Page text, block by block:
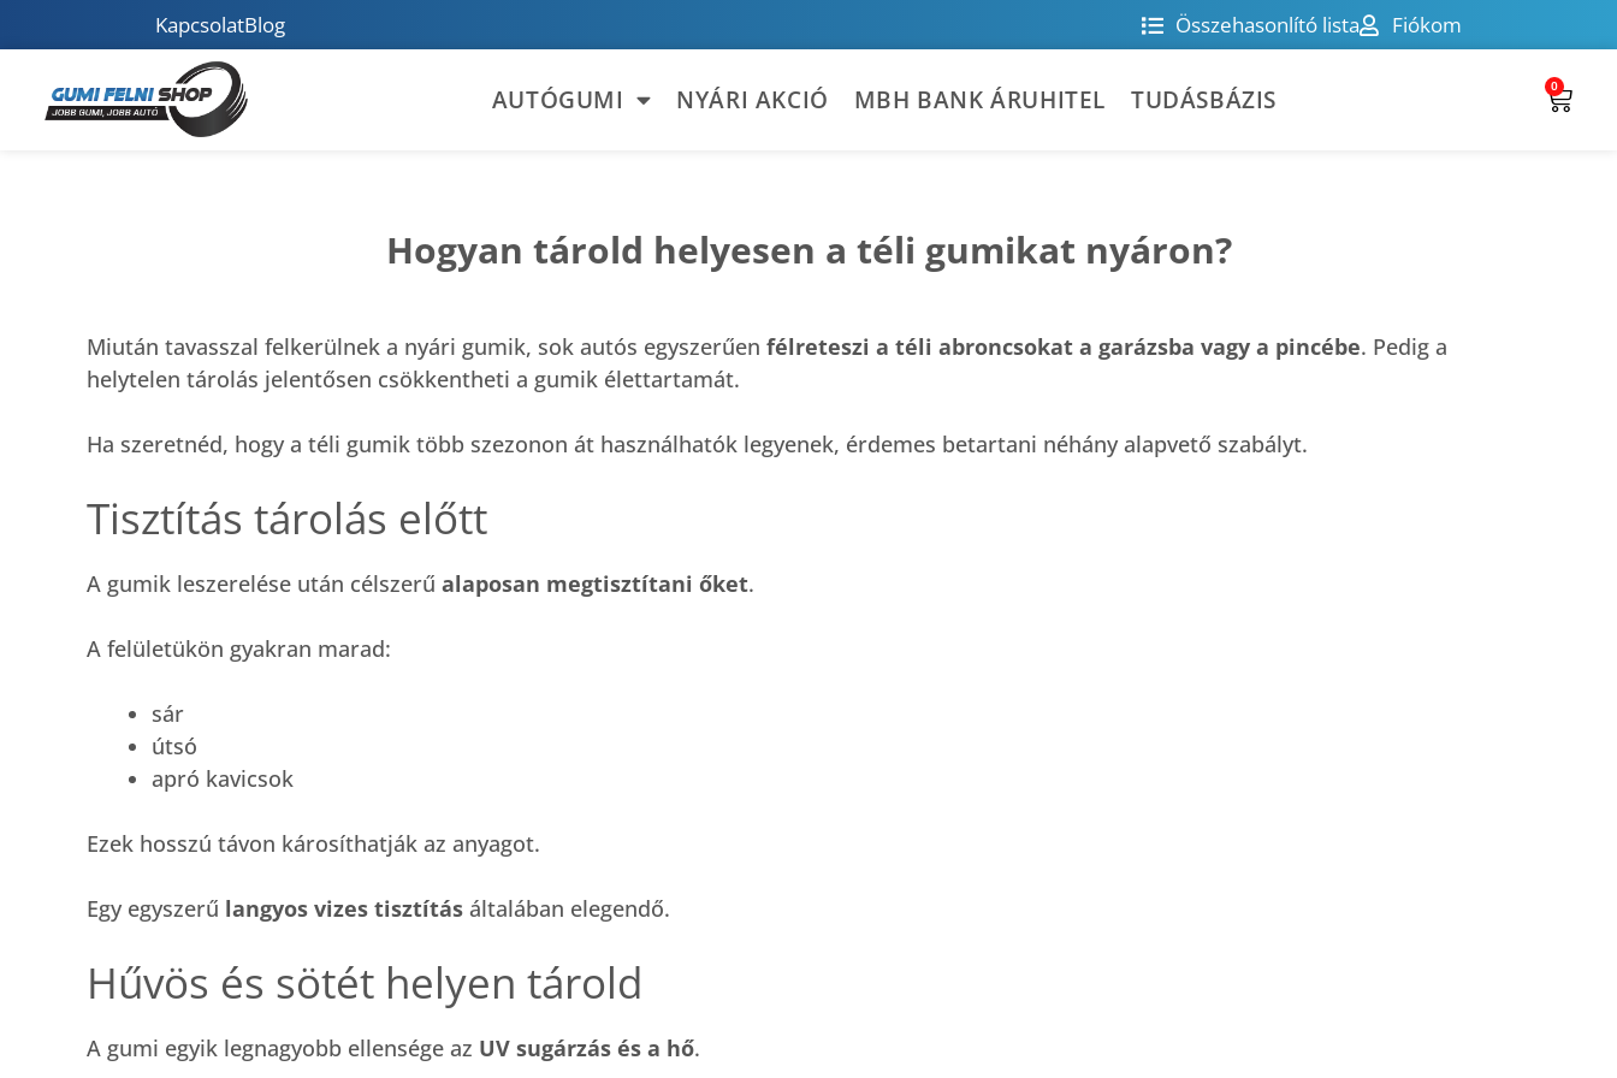
KapcsolatBlog Összehasonlító lista Fiókom
AUTÓGUMI NYÁRI AKCIÓ MBH BANK ÁRUHITEL TUDÁSBÁZIS 0
Hogyan tárold helyesen a téli gumikat nyáron?
Miután tavasszal felkerülnek a nyári gumik, sok autós egyszerűen félreteszi a téli abroncsokat a garázsba vagy a pincébe. Pedig a
helytelen tárolás jelentősen csökkentheti a gumik élettartamát.
Ha szeretnéd, hogy a téli gumik több szezonon át használhatók legyenek, érdemes betartani néhány alapvető szabályt.
Tisztítás tárolás előtt
A gumik leszerelése után célszerű alaposan megtisztítani őket.
A felületükön gyakran marad:
sár
útsó
apró kavicsok
Ezek hosszú távon károsíthatják az anyagot.
Egy egyszerű langyos vizes tisztítás általában elegendő.
Hűvös és sötét helyen tárold
A gumi egyik legnagyobb ellensége az UV sugárzás és a hő.